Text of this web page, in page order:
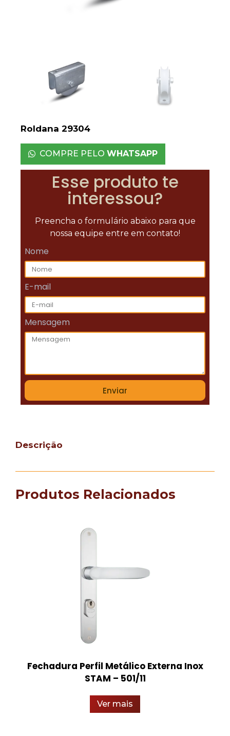
Roldana 29304
COMPRE PELO WHATSAPP
Esse produto te
interessou?
Preencha o formulário abaixo para que
nossa equipe entre em contato!
Nome
E-mail
Mensagem
Enviar
Descrição
Produtos Relacionados
Fechadura Perfil Metálico Externa Inox
STAM – 501/11
Ver mais